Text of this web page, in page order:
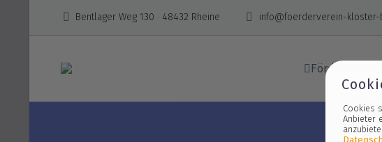
Bentlager Weg 130 · 48432 Rheine info@foerderverein-kloster-
Förderverein